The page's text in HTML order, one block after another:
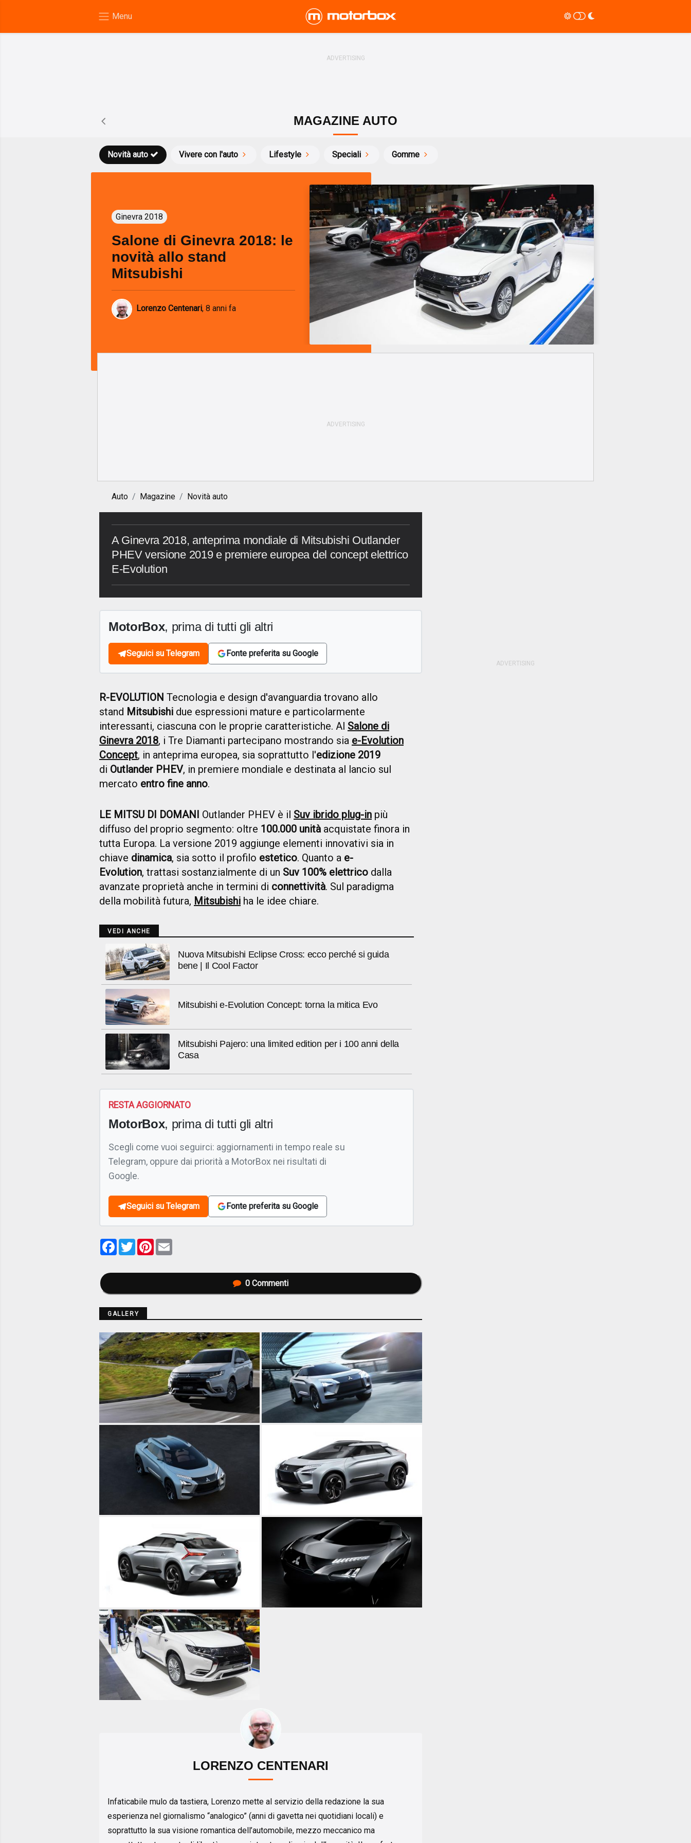
MAGAZINE AUTO
Novità auto Vivere con l'auto Lifestyle Speciali Gomme
Ginevra 2018
Salone di Ginevra 2018: le
novità allo stand
Mitsubishi
Lorenzo Centenari, 8 anni fa
Auto Magazine Novità auto
A Ginevra 2018, anteprima mondiale di Mitsubishi Outlander
PHEV versione 2019 e premiere europea del concept elettrico
E-Evolution
MotorBox, prima di tutti gli altri
Seguici su Telegram Fonte preferita su Google
R-EVOLUTION Tecnologia e design d'avanguardia trovano allo
stand Mitsubishi due espressioni mature e particolarmente
interessanti, ciascuna con le proprie caratteristiche. Al Salone di
Ginevra 2018, i Tre Diamanti partecipano mostrando sia e-Evolution
Concept, in anteprima europea, sia soprattutto l'edizione 2019
di Outlander PHEV, in premiere mondiale e destinata al lancio sul
mercato entro fine anno.
LE MITSU DI DOMANI Outlander PHEV è il Suv ibrido plug-in più
diffuso del proprio segmento: oltre 100.000 unitàacquistate finora in
tutta Europa. La versione 2019 aggiunge elementi innovativi sia in
chiave dinamica, sia sotto il profilo estetico. Quanto a e-
Evolution, trattasi sostanzialmente di un Suv 100% elettrico dalla
avanzate proprietà anche in termini di connettività. Sul paradigma
della mobilità futura, Mitsubishi ha le idee chiare.
VEDI ANCHE
Nuova Mitsubishi Eclipse Cross: ecco perché si guida
bene | Il Cool Factor
Mitsubishi e-Evolution Concept: torna la mitica Evo
Mitsubishi Pajero: una limited edition per i 100 anni della
Casa
RESTA AGGIORNATO
MotorBox, prima di tutti gli altri
Scegli come vuoi seguirci: aggiornamenti in tempo reale su
Telegram, oppure dai priorità a MotorBox nei risultati di
Google.
Seguici su Telegram Fonte preferita su Google
Facebook
TwitterPinterest
0 Commenti
GALLERY
LORENZO CENTENARI
Infaticabile mulo da tastiera, Lorenzo mette al servizio della redazione la sua
esperienza nel giornalismo “analogico” (anni di gavetta nei quotidiani locali) e
soprattutto la sua visione romantica dell’automobile, mezzo meccanico ma